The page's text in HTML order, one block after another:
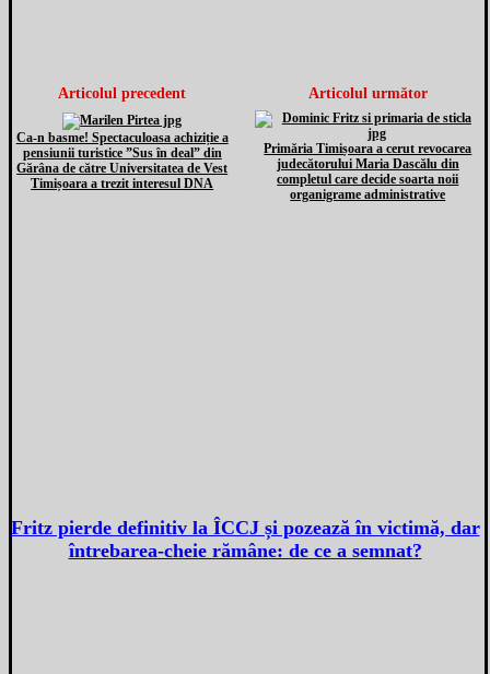
Articolul precedent
Ca-n basme! Spectaculoasa achiziție a
pensiunii turistice ”Sus în deal” din
Gărâna de către Universitatea de Vest
Timișoara a trezit interesul DNA
Articolul următor
Primăria Timișoara a cerut revocarea
judecătorului Maria Dascălu din
completul care decide soarta noii
organigrame administrative
Fritz pierde definitiv la ÎCCJ și pozează în victimă, dar
întrebarea-cheie rămâne: de ce a semnat?